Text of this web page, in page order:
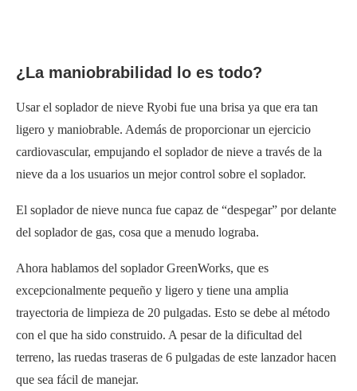
¿La maniobrabilidad lo es todo?
Usar el soplador de nieve Ryobi fue una brisa ya que era tan
ligero y maniobrable. Además de proporcionar un ejercicio
cardiovascular, empujando el soplador de nieve a través de la
nieve da a los usuarios un mejor control sobre el soplador.
El soplador de nieve nunca fue capaz de “despegar” por delante
del soplador de gas, cosa que a menudo lograba.
Ahora hablamos del soplador GreenWorks, que es
excepcionalmente pequeño y ligero y tiene una amplia
trayectoria de limpieza de 20 pulgadas. Esto se debe al método
con el que ha sido construido. A pesar de la dificultad del
terreno, las ruedas traseras de 6 pulgadas de este lanzador hacen
que sea fácil de manejar.